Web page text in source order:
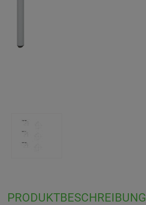
PRODUKTBESCHREIBUNG